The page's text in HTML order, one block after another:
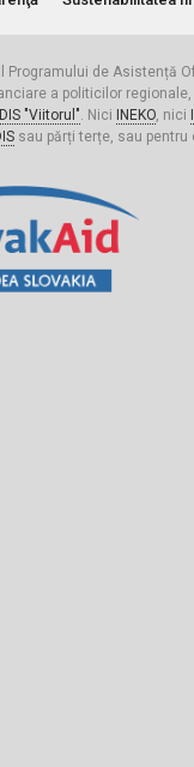
de Asistență
a politicilor
IDIS "Viitorul". Nici INEKO, nici
sau părți terțe, sau pentru